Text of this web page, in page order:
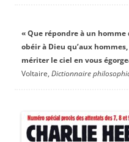
« Que répondre à un
obéir à Dieu qu’aux
mériter le ciel en vous
Voltaire, Dictionnaire